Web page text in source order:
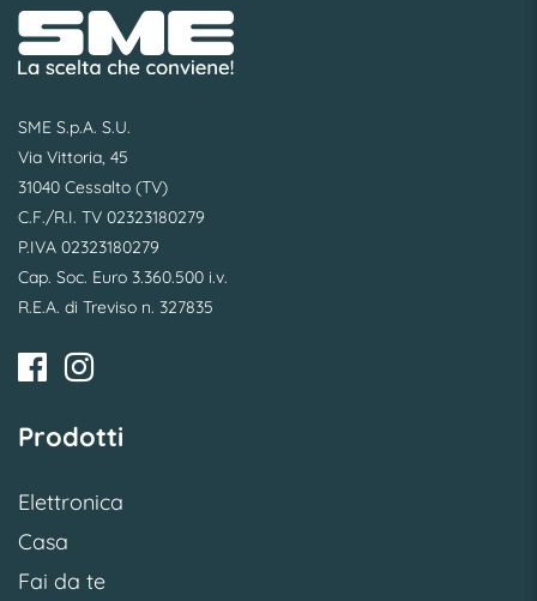
SME S.p.A. S.U.
Via Vittoria, 45
31040 Cessalto (TV)
C.F./R.I. TV 02323180279
P.IVA 02323180279
Cap. Soc. Euro 3.360.500 i.v.
R.E.A. di Treviso n. 327835
Prodotti
Elettronica
Casa
Fai da te